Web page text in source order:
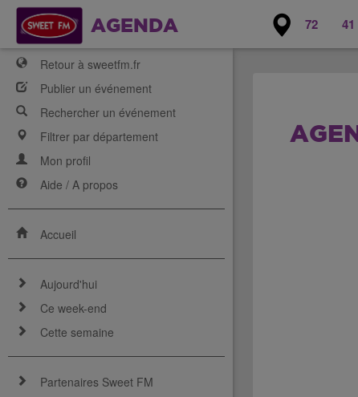
AGENDA 72 41
Retour à sweetfm.fr
Publier un événement
Rechercher un événement
Filtrer par département
Mon profil
Aide / A propos
Accueil
Aujourd'hui
Ce week-end
Cette semaine
Partenaires Sweet FM